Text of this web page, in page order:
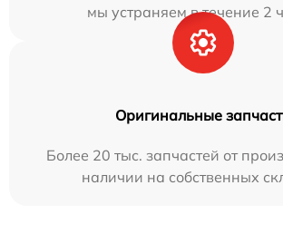
мы устраняем в течение 2
Оригинальные
Более 20 тыс. запчастей от
наличии на собственных